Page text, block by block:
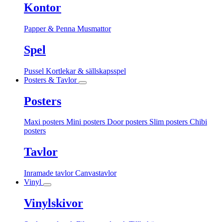
Kontor
Papper & Penna Musmattor
Spel
Pussel Kortlekar & sällskapsspel
Posters & Tavlor
Posters
Maxi posters Mini posters Door posters Slim posters Chibi
posters
Tavlor
Inramade tavlorCanvastavlor
Vinyl
Vinylskivor